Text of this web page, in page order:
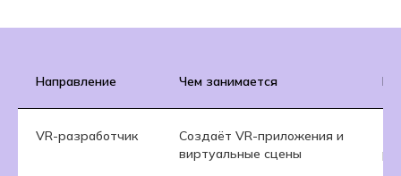
Направление Чем занимается
VR-разработчик
Создаёт VR-приложения и
виртуальные сцены